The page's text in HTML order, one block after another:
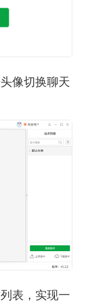
像切换聊天
表，实现一